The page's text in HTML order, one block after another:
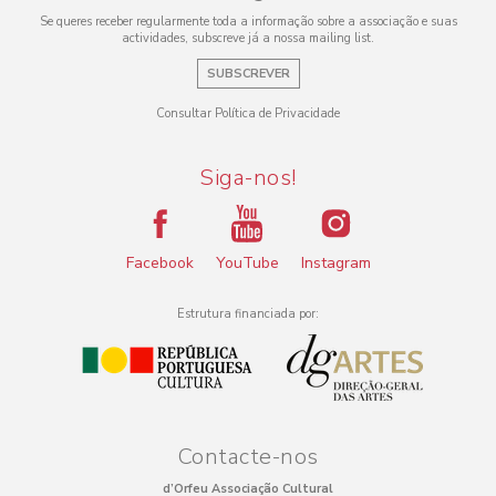
Se queres receber regularmente toda a informação sobre a associação e suas
actividades, subscreve já a nossa mailing list.
SUBSCREVER
Consultar Política de Privacidade
Siga-nos!
Facebook YouTube Instagram
Estrutura financiada por:
Contacte-nos
d’Orfeu Associação Cultural